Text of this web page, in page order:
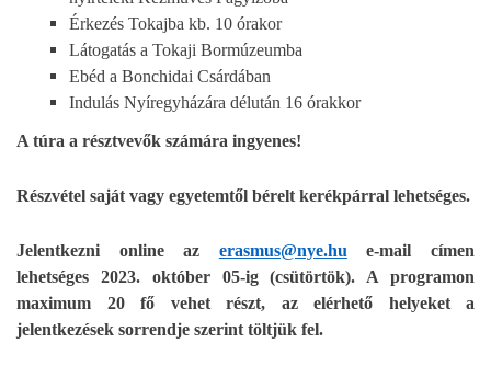
Érkezés Tokajba kb. 10 órakor
Látogatás a Tokaji Bormúzeumba
Ebéd a Bonchidai Csárdában
Indulás Nyíregyházára délután 16 órakkor
A túra a résztvevők számára ingyenes!
Részvétel saját vagy egyetemtől bérelt kerékpárral lehetséges.
Jelentkezni online az erasmus@nye.hu e-mail címen
lehetséges 2023. október 05-ig (csütörtök). A programon
maximum 20 fő vehet részt, az elérhető helyeket a
jelentkezések sorrendje szerint töltjük fel.